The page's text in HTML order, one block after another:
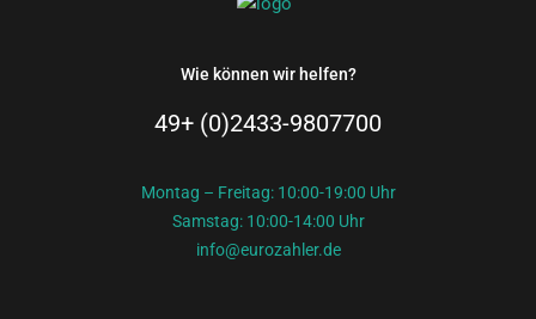
Wie können wir helfen?
49+ (0)2433-9807700
Montag – Freitag: 10:00-19:00 Uhr
Samstag: 10:00-14:00 Uhr
info@eurozahler.de